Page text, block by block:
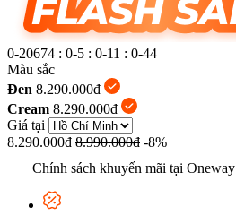
0-20674 : 0-5 : 0-11 : 0-45
Màu sắc
Đen 8.290.000đ
Cream 8.290.000đ
Giá tại
8.290.000đ 8.990.000đ -8%
Chính sách khuyến mãi tại Oneway